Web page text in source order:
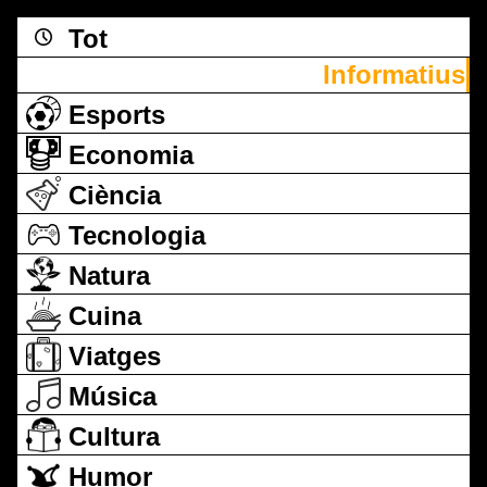
Tot
Informatius
Esports
Economia
Ciència
Tecnologia
Natura
Cuina
Viatges
Música
Cultura
Humor